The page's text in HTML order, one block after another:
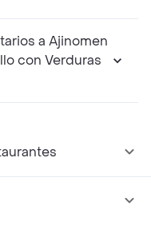
a Ajinomen
con Verduras